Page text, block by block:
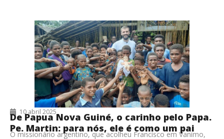
10 abril 2025
De Papua Nova Guiné, o carinho pelo Papa.
Pe. Martin: para nós, ele é como um pai
O missionário argentino, que acolheu Francisco em Vanimo,